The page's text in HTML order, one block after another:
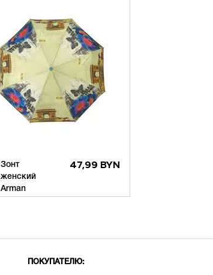
Зонт
женский
Arman
47,99 BYN
ПОКУПАТЕЛЮ: